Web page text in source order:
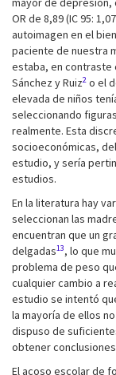
OR de 8,89 (IC 95:
autoimagen en el
paciente de nuestra
estaba, en contraste
Sánchez y Ruiz2 o el
elevada de niños
seleccionando
realmente. Esta
socioeconómicas,
estudio, y sería
estudios.
En la literatura hay
seleccionan las
encuentran que un
delgadas13, lo que
problema de peso
cualquier cambio a
estudio se intentó
la mayoría de ellos
dispuso de
obtener
El acoso escolar de